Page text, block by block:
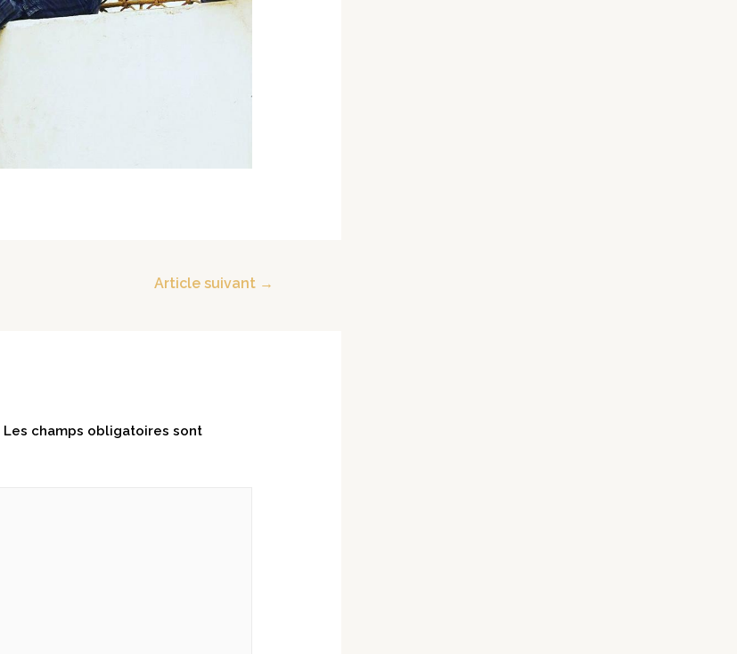
Article suivant →
Les champs obligatoires sont